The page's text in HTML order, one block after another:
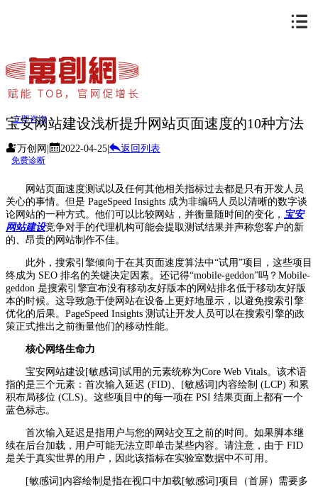
立即咨询
免费诊断
宝安网站建设浅析提升网站页面速度的10种方法
万创网 2022-04-25 返回列表
网站页面速度测试以及任何其他相关指标过去都是只有开发人员
关心的事情。但是 PageSpeed Insights 成为非编码人员以清晰的数字谈
论网站的一种方式。他们可以比较网站，并衡量随时间的变化， 宝安
网站建设竞争对手的代理机构可能会提取测试结果并声称您客户的新
的、昂贵的网站制作不佳。
此外，搜索引擎倾向于在其页面速度算法中“试用”项目，这些项目
终成为 SEO 排名的关键决定因素。还记得“mobile-geddon”吗？Mobile-
geddon 是搜索引擎宣布没有移动友好版本的网站排名低于移动友好版
本的时候。这导致急于使网站在设备上更好地显示，以避免搜索引擎
优化的后果。PageSpeed Insights 测试让开发人员可以在搜索引擎的政
策正式推出之前衡量他们的移动性能。
核心网络生命力
宝安网站建设[敏感词]试用的元素统称为Core Web Vitals。该术语
指的是三个元素：首次输入延迟 (FID)、[敏感词]内容绘制 (LCP) 和累
积布局移位 (CLS)。这些项目中的每一项在 PSI 结果页面上都有一个
蓝色标志。
首次输入延迟是指用户与您的网站交互之前的时间。如果脚本继
续在后台加载，用户可能无法立即单击某些内容。请注意，由于 FID
是关于真实世界的用户，因此该指标在实验室数据中不可用。
[敏感词]内容绘制是指在视口中加载[敏感词]项目（首屏）需要多